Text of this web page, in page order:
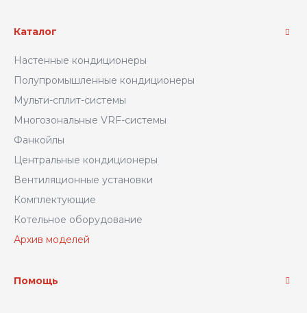
Каталог
Настенные кондиционеры
Полупромышленные кондиционеры
Мульти-сплит-системы
Многозональные VRF-системы
Фанкойлы
Центральные кондиционеры
Вентиляционные установки
Комплектующие
Котельное оборудование
Архив моделей
Помощь